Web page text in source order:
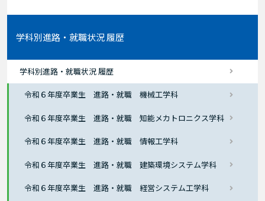
学科別進路・就職状況 履歴
学科別進路・就職状況 履歴
令和６年度卒業生 進路・就職 機械工学科
令和６年度卒業生 進路・就職 知能メカトロニクス学科
令和６年度卒業生 進路・就職 情報工学科
令和６年度卒業生 進路・就職 建築環境システム学科
令和６年度卒業生 進路・就職 経営システム工学科